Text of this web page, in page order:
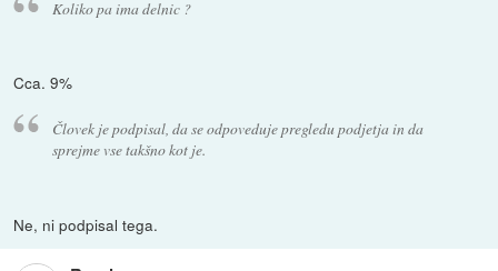
Koliko pa ima delnic ?
Cca. 9%
Človek je podpisal, da se odpoveduje pregledu podjetja in da
sprejme vse takšno kot je.
Ne, ni podpisal tega.